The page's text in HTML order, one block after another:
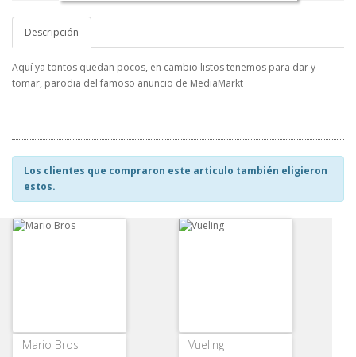
Descripción
Aquí ya tontos quedan pocos, en cambio listos tenemos para dar y
tomar, parodia del famoso anuncio de MediaMarkt
Los clientes que compraron este articulo también eligieron
estos.
Mario Bros Vueling